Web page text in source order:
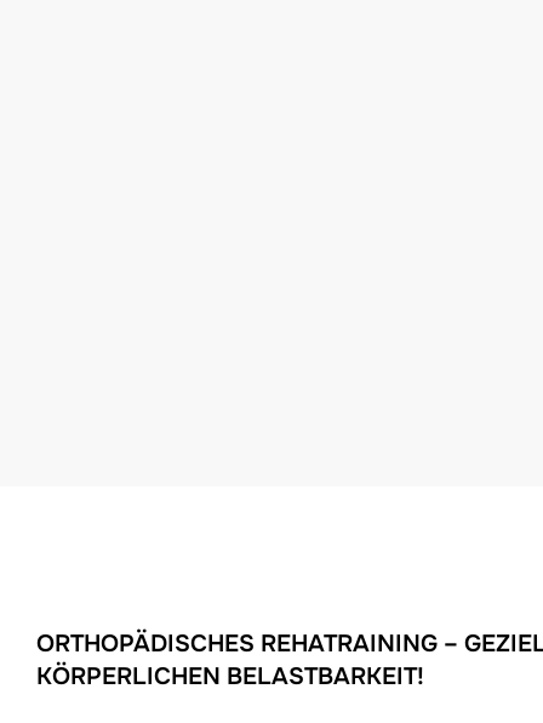
ORTHOPÄDISCHES REHATRAINING –
KÖRPERLICHEN BELASTBARKEIT!